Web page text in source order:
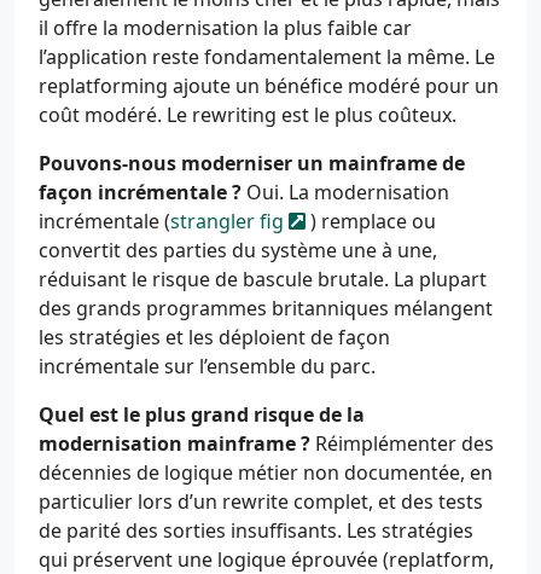
il offre la modernisation la plus faible car
l’application reste fondamentalement la même. Le
replatforming ajoute un bénéfice modéré pour un
coût modéré. Le rewriting est le plus coûteux.
Pouvons-nous moderniser un mainframe de
façon incrémentale ? Oui. La modernisation
incrémentale (strangler fig
) remplace ou
convertit des parties du système une à une,
réduisant le risque de bascule brutale. La plupart
des grands programmes britanniques mélangent
les stratégies et les déploient de façon
incrémentale sur l’ensemble du parc.
Quel est le plus grand risque de la
modernisation mainframe ? Réimplémenter des
décennies de logique métier non documentée, en
particulier lors d’un rewrite complet, et des tests
de parité des sorties insuffisants. Les stratégies
qui préservent une logique éprouvée (replatform,